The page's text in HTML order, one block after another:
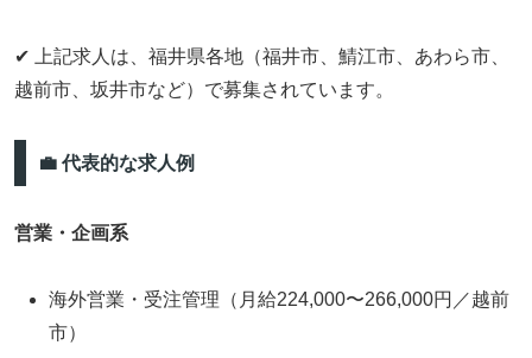
✔ 上記求人は、福井県各地（福井市、鯖江市、あわら市、
越前市、坂井市など）で募集されています。
💼 代表的な求人例
営業・企画系
海外営業・受注管理（月給224,000〜266,000円／越前
市）